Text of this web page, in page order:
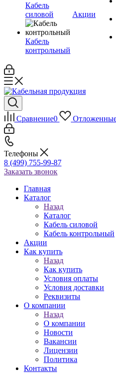
Кабель
силовой
Кабель
контрольный
Акции
Сравнение0
Телефоны
8 (499) 755-99-87
Заказать звонок
Главная
Каталог
Назад
Каталог
Кабель силовой
Кабель контрольный
Акции
Как купить
Назад
Как купить
Условия оплаты
Условия доставки
Реквизиты
О компании
Назад
О компании
Новости
Вакансии
Лицензии
Политика
Контакты